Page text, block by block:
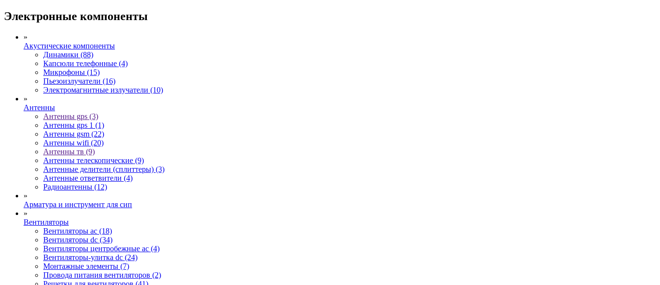
Электронные компоненты
»
Акустические компоненты
Динамики (88)
Капсюли телефонные (4)
Микрофоны (15)
Пьезоизлучатели (16)
Электромагнитные излучатели (10)
»
Антенны
Антенны gps (3)
Антенны gps 1 (1)
Антенны gsm (22)
Антенны wifi (20)
Антенны тв (9)
Антенны телескопические (9)
Антенные делители (сплиттеры) (3)
Антенные ответвители (4)
Радиоантенны (12)
»
Арматура и инструмент для сип
»
Вентиляторы
Вентиляторы ac (18)
Вентиляторы dc (34)
Вентиляторы центробежные ac (4)
Вентиляторы-улитка dc (24)
Монтажные элементы (7)
Провода питания вентиляторов (2)